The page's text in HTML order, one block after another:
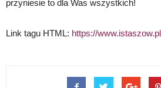
przyniesie to dla Was wszystkich!
Link tagu HTML: https://